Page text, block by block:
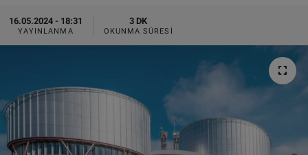
16.05.2024 - 18:31
YAYINLANMA
3 DK
OKUNMA SÜRESI
BİLİM-TEKNOLOJİ
SAĞLIK
VIDEO GALERİ
ALGEMENE VOORWAARDEN
Haber Arşivi